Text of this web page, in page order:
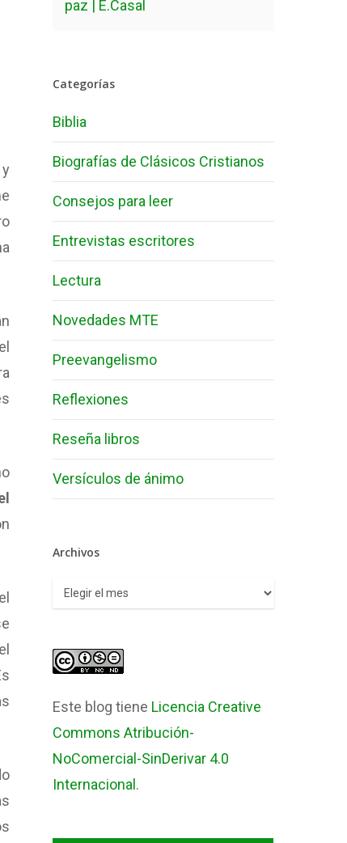
paz | E.Casal
Categorías
Biblia
Biografías de Clásicos Cristianos
Consejos para leer
Entrevistas escritores
Lectura
Novedades MTE
Preevangelismo
Reflexiones
Reseña libros
Versículos de ánimo
Archivos
Archivos
Este blog tiene Licencia Creative
Commons Atribución-
NoComercial-SinDerivar 4.0
Internacional .